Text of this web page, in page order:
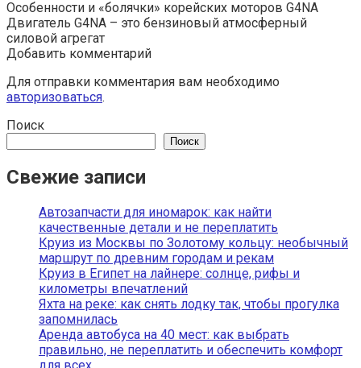
Особенности и «болячки» корейских моторов G4NA
Двигатель G4NA – это бензиновый атмосферный
силовой агрегат
Добавить комментарий
Для отправки комментария вам необходимо
авторизоваться.
Поиск
Поиск
Свежие записи
Автозапчасти для иномарок: как найти
качественные детали и не переплатить
Круиз из Москвы по Золотому кольцу: необычный
маршрут по древним городам и рекам
Круиз в Египет на лайнере: солнце, рифы и
километры впечатлений
Яхта на реке: как снять лодку так, чтобы прогулка
запомнилась
Аренда автобуса на 40 мест: как выбрать
правильно, не переплатить и обеспечить комфорт